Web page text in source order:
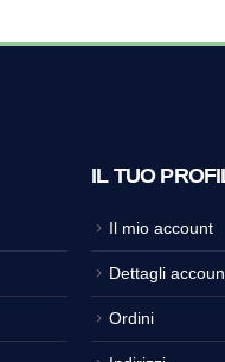
IL TUO
Il mio account
Dettagli
Ordini